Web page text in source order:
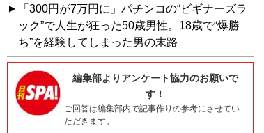
「300円が7万円に」パチンコの“ビギナーズラ
ック”で人生が狂った50歳男性。18歳で“爆勝
ち”を経験してしまった男の末路